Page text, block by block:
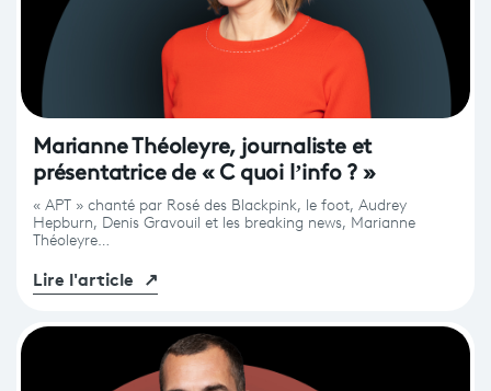
Marianne Théoleyre, journaliste et
présentatrice de « C quoi l’info ? »
« APT » chanté par Rosé des Blackpink, le foot, Audrey
Hepburn, Denis Gravouil et les breaking news, Marianne
Théoleyre…
Lire l'article ↗